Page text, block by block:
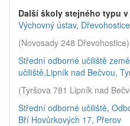
Další školy stejného typu v
Výchovný ústav,
(Novosady 248 Dřevohostice)
Střední odborné učiliště
učiliště,Lipník nad Bečvou,
(Tyršova 781 Lipník nad
Střední odborné učiliště,
Bří Hovůrkových 17, Přerov